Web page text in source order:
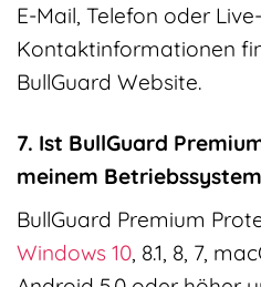
E-Mail, Telefon oder
Kontaktinformationen
BullGuard Website.
7. Ist BullGuard
meinem
BullGuard Premium
Windows 10, 8.1, 8, 7,